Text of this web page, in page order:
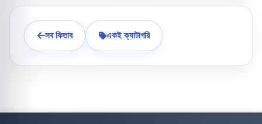
সব কিতাব একই ক্যাটাগরি